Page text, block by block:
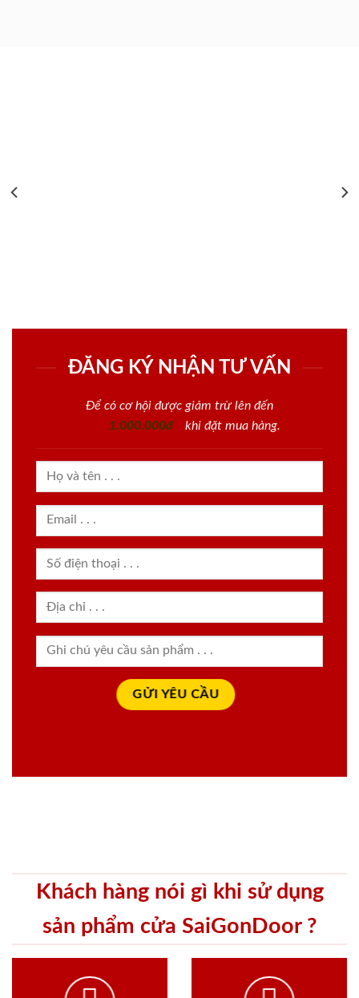
ĐĂNG KÝ NHẬN TƯ VẤN
Để có cơ hội được giảm trừ lên đến
1.000.000đ
khi đặt mua hàng.
Khách hàng nói gì khi sử dụng
sản phẩm cửa SaiGonDoor ?